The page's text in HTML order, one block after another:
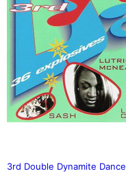
3rd Double Dynamite Dance